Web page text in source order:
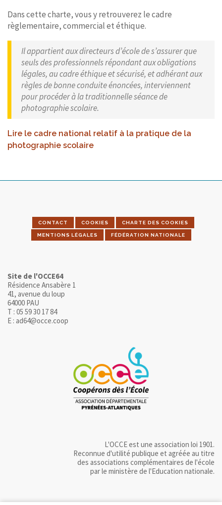
Dans cette charte, vous y retrouverez le cadre
règlementaire, commercial et éthique.
Il appartient aux directeurs d’école de s’assurer que
seuls des professionnels répondant aux obligations
légales, au cadre éthique et sécurisé, et adhérant aux
règles de bonne conduite énoncées, interviennent
pour procéder à la traditionnelle séance de
photographie scolaire.
Lire le cadre national relatif à la pratique de la
photographie scolaire
CONTACT COOKIES CHARTE DES COOKIES
MENTIONS LÉGALES FÉDÉRATION NATIONALE
Site de l'OCCE64
Résidence Ansabère 1
41, avenue du loup
64000 PAU
T : 05 59 30 17 84
E : ad64@occe.coop
L'OCCE est une association loi 1901.
Reconnue d'utilité publique et agréée au titre
des associations complémentaires de l'école
par le ministère de l'Education nationale.